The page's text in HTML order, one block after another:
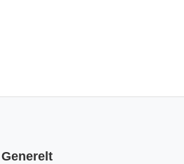
Generelt